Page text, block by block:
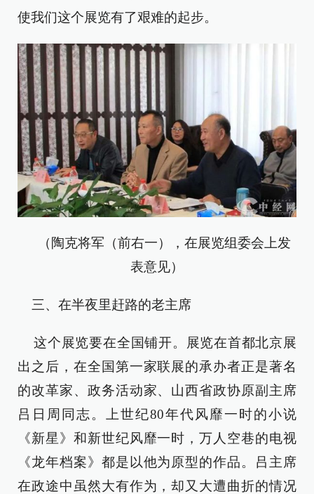
使我们这个展览有了艰难的起步。‍
（陶克将军（前右一），在展览组委会上发
表意见）
三、在半夜里赶路的老主席
这个展览要在全国铺开。展览在首都北京展
出之后，在全国第一家联展的承办者正是著名
的改革家、政务活动家、山西省政协原副主席
吕日周同志。上世纪80年代风靡一时的小说
《新星》和新世纪风靡一时，万人空巷的电视
《龙年档案》都是以他为原型的作品。吕主席
在政途中虽然大有作为，却又大遭曲折的情况